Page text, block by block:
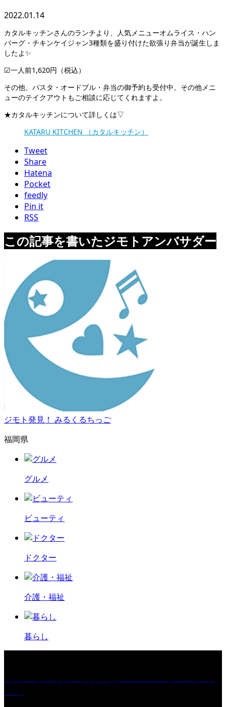
2022.01.14
カタルキッチンさんのランチより、人気メニューオムライス・ハン
バーグ・チキンケイジャン3種類を盛り付けた欲張り弁当が誕生しま
したよ✨
☑︎一人前1,620円（税込）
その他、パスタ・オードブル・弁当の御予約も受付中。その他メニ
ューのテイクアウトもご相談に応じてくれますよ。
★カタルキッチンについて詳しくは▽
KATARU KITCHEN （カタルキッチン）
Tweet
Share
Hatena
Pocket
feedly
Pin it
RSS
この記事を書いたジモトアンバサダー
ジモト発見！ みるくるちっご
福岡県
グルメ
ビューティ
ドクター
介護・福祉
暮らし